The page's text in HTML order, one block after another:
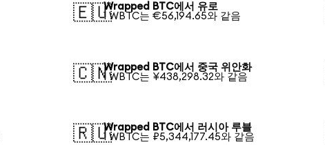
🇪🇺Wrapped BTC에서 유로
1 WBTC는 €56,194.65와 같음
🇨🇳Wrapped BTC에서 중국 위안화
1 WBTC는 ¥438,298.32와 같음
🇷🇺Wrapped BTC에서 러시아 루블
1 WBTC는 ₽5,344,177.45와 같음